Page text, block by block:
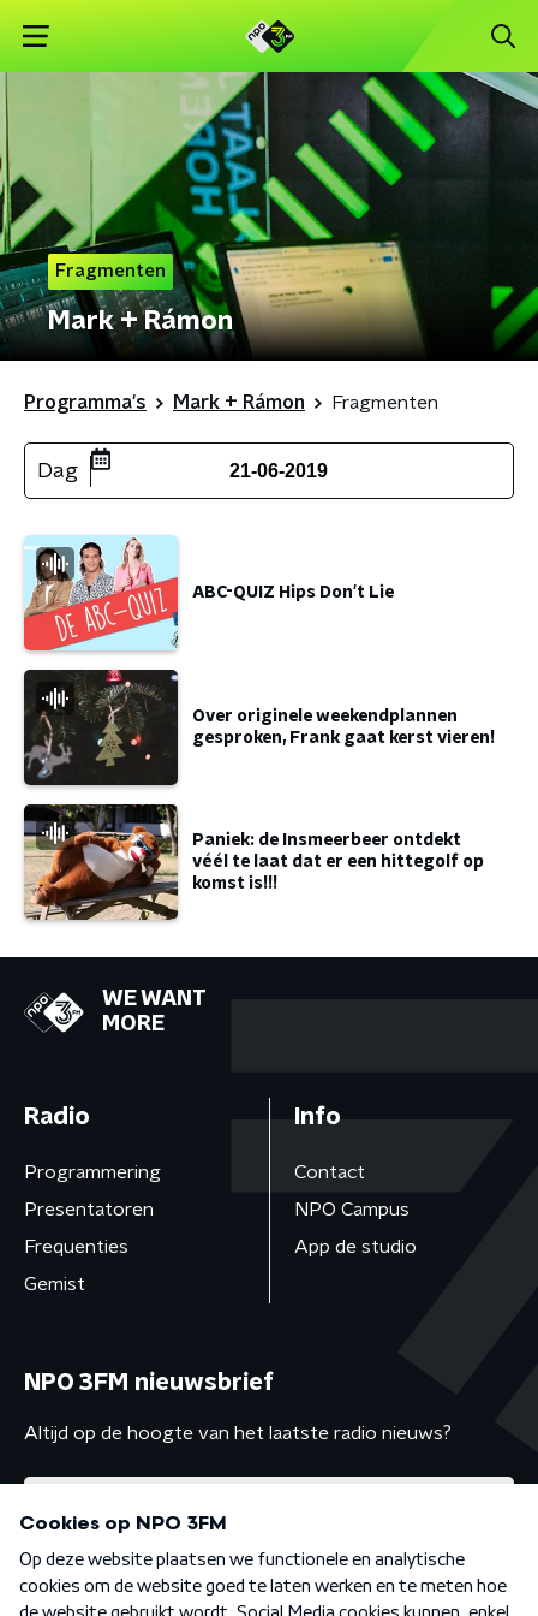
Fragmenten
Mark + Rámon
Programma's Mark + Rámon Fragmenten
Dag 21-06-2019
ABC-QUIZ Hips Don't Lie
Over originele weekendplannen
gesproken, Frank gaat kerst vieren!
Paniek: de Insmeerbeer ontdekt
véél te laat dat er een hittegolf op
komst is!!!
WE WANT
MORE
Radio
Programmering
Presentatoren
Frequenties
Gemist
Info
Contact
NPO Campus
App de studio
NPO 3FM nieuwsbrief
Altijd op de hoogte van het laatste radio nieuws?